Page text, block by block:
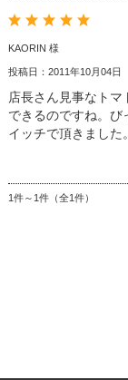
KAORIN 様
投稿日：2011年10月04日
店長さん見事なト
できるのですね。
イッチで頂きまし
1件～1件（全1件）